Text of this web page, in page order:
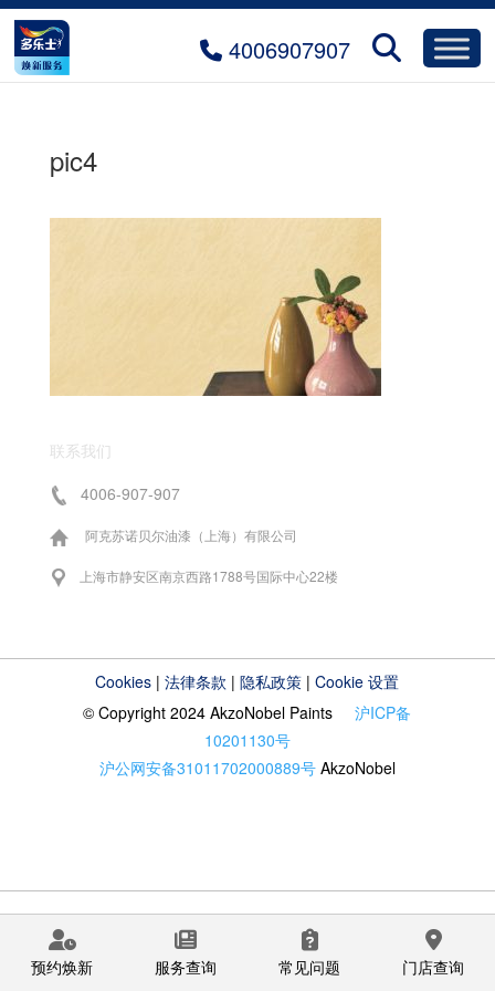
4006907907
pic4
联系我们
4006-907-907
阿克苏诺贝尔油漆（上海）有限公司
上海市静安区南京西路1788号国际中心22楼
Cookies |法律条款 |隐私政策 |Cookie 设置
© Copyright 2024 AkzoNobel Paints沪ICP备
10201130号
沪公网安备31011702000889号 AkzoNobel
预约焕新 服务查询 常见问题 门店查询